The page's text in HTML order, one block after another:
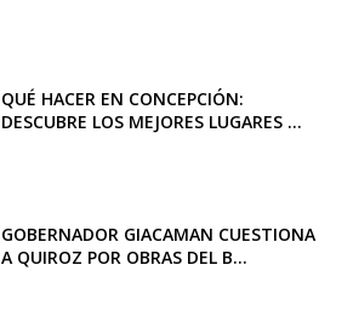
QUÉ HACER EN CONCEPCIÓN:
DESCUBRE LOS MEJORES LUGARES ...
GOBERNADOR GIACAMAN CUESTIONA
A QUIROZ POR OBRAS DEL B...